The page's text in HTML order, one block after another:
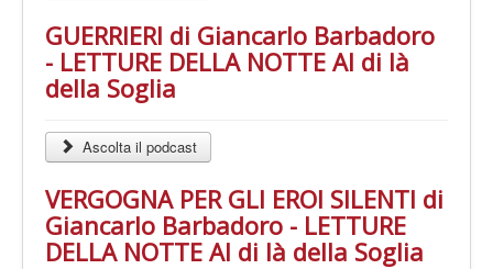
GUERRIERI di Giancarlo Barbadoro
- LETTURE DELLA NOTTE Al di là
della Soglia
Ascolta il podcast
VERGOGNA PER GLI EROI SILENTI di
Giancarlo Barbadoro - LETTURE
DELLA NOTTE Al di là della Soglia